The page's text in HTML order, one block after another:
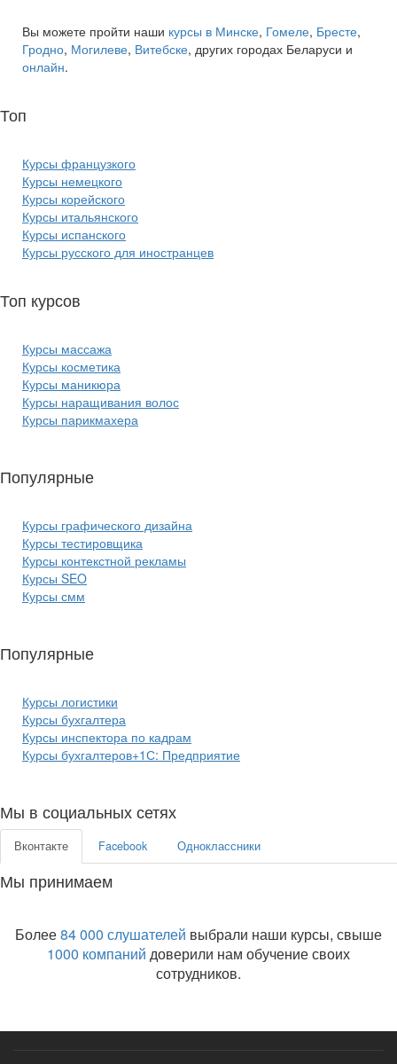
Вы можете пройти наши курсы в Минске, Гомеле, Бресте,
Гродно, Могилеве, Витебске, других городах Беларуси и
онлайн.
Топ
Курсы французкого
Курсы немецкого
Курсы корейского
Курсы итальянского
Курсы испанского
Курсы русского для иностранцев
Топ курсов
Курсы массажа
Курсы косметика
Курсы маникюра
Курсы наращивания волос
Курсы парикмахера
Популярные
Курсы графического дизайна
Курсы тестировщика
Курсы контекстной рекламы
Курсы SEO
Курсы смм
Популярные
Курсы логистики
Курсы бухгалтера
Курсы инспектора по кадрам
Курсы бухгалтеров+1С: Предприятие
Мы в социальных сетях
Вконтакте Facebook Одноклассники
Мы принимаем
Более84 000 слушателей выбрали наши курсы, свыше
1000 компаний доверили нам обучение своих
сотрудников.